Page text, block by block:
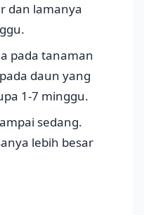
dan lamanya
pada tanaman
daun yang
1-7 minggu.
sedang.
lebih besar